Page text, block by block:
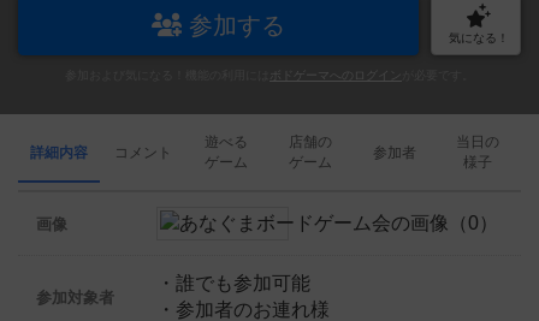
参加する 気になる！
ボドゲーマへのログイン
詳細内容 コメント
遊べる
ゲーム
店舗の
ゲーム
参加者
当日の
様子
画像
参加対象者
・誰でも参加可能
・参加者のお連れ様